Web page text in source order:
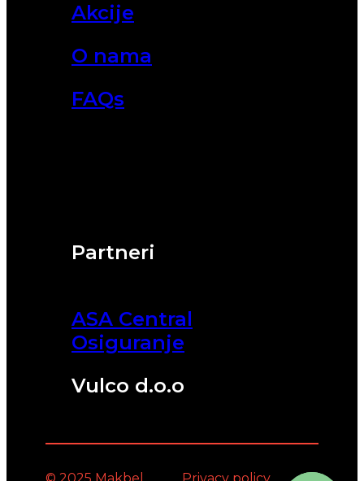
Partneri
ASA Central
Osiguranje
Vulco d.o.o
Akcije
O nama
FAQs